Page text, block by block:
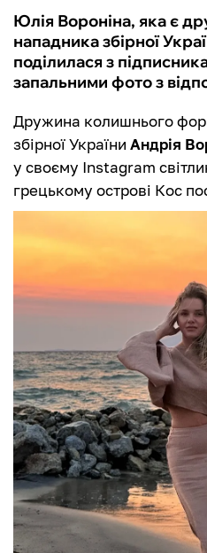
Юлія Вороніна, яка є
нападника збірної
поділилася з
запальними фото з
Дружина колишнього
збірної України Андрія
у своєму Instagram
грецькому острові Кос